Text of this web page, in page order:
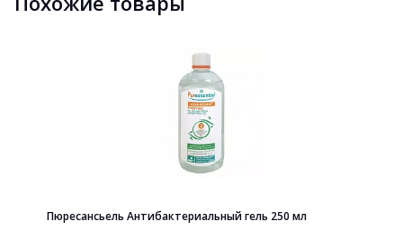
Пюресансьель Антибактериальный гель 250 мл